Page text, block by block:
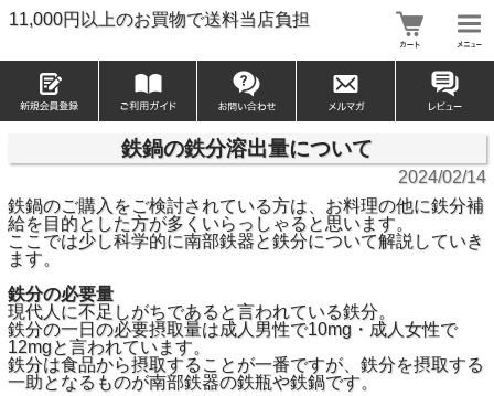
11,000円以上のお買物で送料当店負担
鉄鍋の鉄分溶出量について
2024/02/14
鉄鍋のご購入をご検討されている方は、お料理の他に鉄分補
給を目的とした方が多くいらっしゃると思います。
ここでは少し科学的に南部鉄器と鉄分について解説していき
ます。
鉄分の必要量
現代人に不足しがちであると言われている鉄分。
鉄分の一日の必要摂取量は成人男性で10mg・成人女性で
12mgと言われています。
鉄分は食品から摂取することが一番ですが、鉄分を摂取する
一助となるものが南部鉄器の鉄瓶や鉄鍋です。